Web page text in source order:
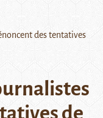
des tentatives
de